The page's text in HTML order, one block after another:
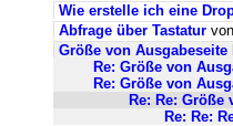
Wie erstelle ich eine
Abfrage über Tastatur von
Größe von Ausgabeseite
Re: Größe von
Re: Größe von
Re: Re:
Re: Re: